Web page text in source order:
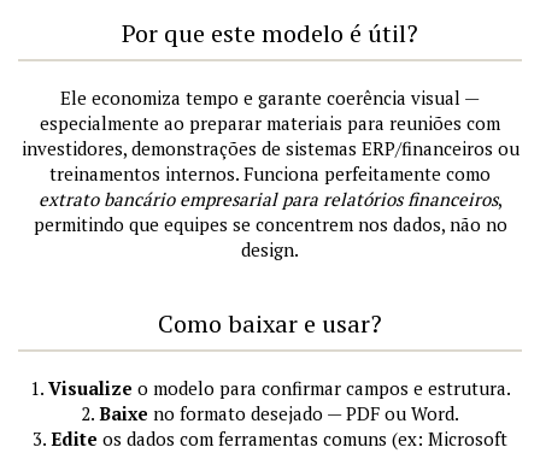
Por que este modelo é útil?
Ele economiza tempo e garante coerência visual —
especialmente ao preparar materiais para reuniões com
investidores, demonstrações de sistemas ERP/financeiros ou
treinamentos internos. Funciona perfeitamente como
extrato bancário empresarial para relatórios financeiros,
permitindo que equipes se concentrem nos dados, não no
design.
Como baixar e usar?
1. Visualize o modelo para confirmar campos e estrutura.
2. Baixe no formato desejado — PDF ou Word.
3. Edite os dados com ferramentas comuns (ex: Microsoft